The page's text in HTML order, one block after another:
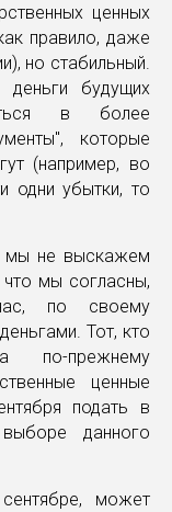
ценных
правило, даже
но стабильный.
будущих
в более
которые
(например, во
одни убытки, то
мы не выскажем
мы согласны,
по своему
Тот, кто
по-прежнему
ценные
подать в
данного
может